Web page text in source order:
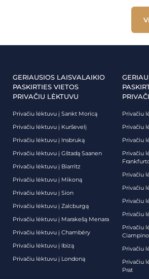
GERIAUSIOS LAISVALAIKIO
PASKIRTIES VIETOS
PRIVAČIU LĖKTUVU
Privačiu lėktuvu į Sankt Moricą
Privačiu lėktuvu į Kurševelį
Privačiu lėktuvu į Insbruką
Privačiu lėktuvu į Gštadą Saanen
Privačiu lėktuvu į Biarritz
Privačiu lėktuvu į Mikoną
Privačiu lėktuvu į Sion
Privačiu lėktuvu į Zalcburgą
Privačiu lėktuvu į Marakešą Menara
Privačiu lėktuvu į Chambéry
Privačiu lėktuvu į Ibizą
Privačiu lėktuvu į Londoną
Privačiu
Privačiu
Privačiu
Privačiu
Privačiu
Privačiu
Privačiu
Privačiu
Privačiu
Ciampino
Privačiu
Privačiu
Prat